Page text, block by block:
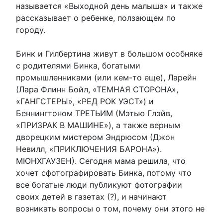
называется «Выходной день малыша» и также
рассказывает о ребенке, ползающем по
городу.
Бинк и Гилбертина живут в большом особняке
с родителями Бинка, богатыми
промышленниками (или кем-то еще), Ларейн
(Лара Флинн Бойл, «ТЕМНАЯ СТОРОНА»,
«ГАНГСТЕРЫ», «РЕД РОК УЭСТ») и
Беннингтоном ТРЕТЬИМ (Мэтью Глэйв,
«ПРИЗРАК В МАШИНЕ»), а также верным
дворецким мистером Эндрюсом (Джон
Невилл, «ПРИКЛЮЧЕНИЯ БАРОНА»).
МЮНХГАУЗЕН). Сегодня мама решила, что
хочет сфотографировать Бинка, потому что
все богатые люди публикуют фотографии
своих детей в газетах (?), и начинают
возникать вопросы о том, почему они этого не